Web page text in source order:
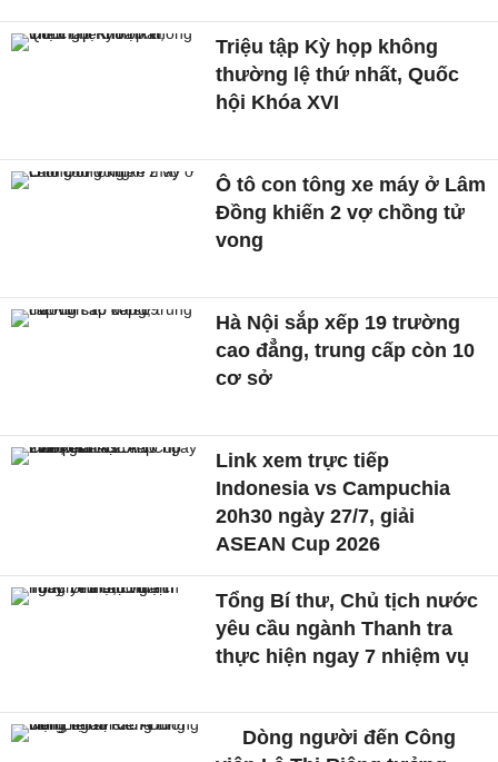
Triệu tập Kỳ họp không
thường lệ thứ nhất, Quốc
hội Khóa XVI
Ô tô con tông xe máy ở Lâm
Đồng khiến 2 vợ chồng tử
vong
Hà Nội sắp xếp 19 trường
cao đẳng, trung cấp còn 10
cơ sở
Link xem trực tiếp
Indonesia vs Campuchia
20h30 ngày 27/7, giải
ASEAN Cup 2026
Tổng Bí thư, Chủ tịch nước
yêu cầu ngành Thanh tra
thực hiện ngay 7 nhiệm vụ
Dòng người đến Công